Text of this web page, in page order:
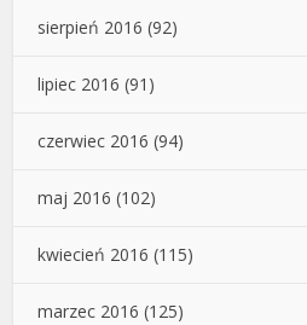
sierpień 2016 (92)
lipiec 2016 (91)
czerwiec 2016 (94)
maj 2016 (102)
kwiecień 2016 (115)
marzec 2016 (125)